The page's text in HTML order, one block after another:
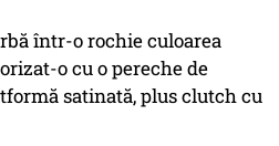
într-o rochie culoarea
o cu o pereche de
satinată, plus clutch cu